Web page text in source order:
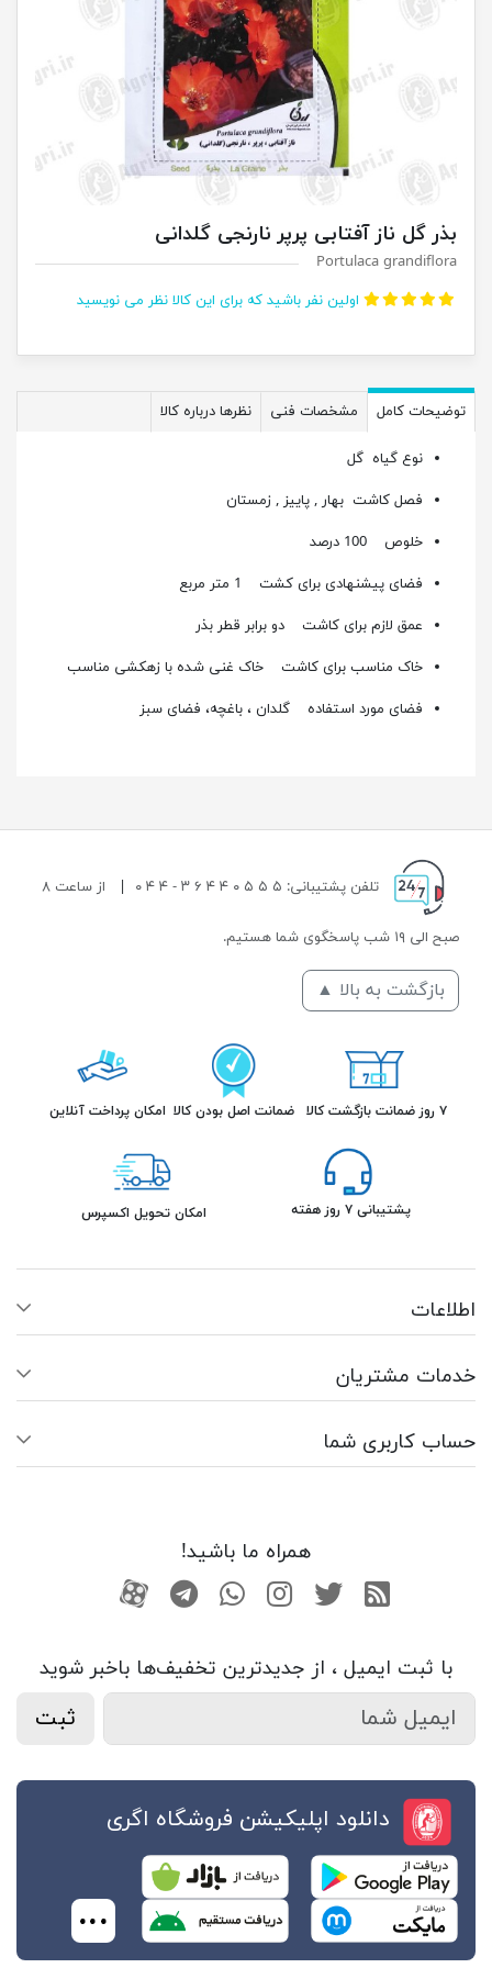
بذر گل ناز آفتابی پرپر نارنجی گلدانی
Portulaca grandiflora
اولین نفر باشید که برای این کالا نظر می نویسید
توضیحات کامل مشخصات فنی نظرها درباره کالا
نوع گیاه گل
فصل کاشت بهار , پاییز , زمستان
خلوص 100 درصد
فضای پیشنهادی برای کشت 1 متر مربع
عمق لازم برای کاشت دو برابر قطر بذر
خاک مناسب برای کاشت خاک غنی شده با زهکشی مناسب
فضای مورد استفاده گلدان ، باغچه، فضای سبز
تلفن پشتیبانی: ۵ ۵ ۵ ۰ ۴ ۴ ۶ ۳ - ۴ ۴ ۰ از ساعت ۸
صبح الی ۱۹ شب پاسخگوی شما هستیم.
بازگشت به بالا ▲
۷ روز ضمانت بازگشت کالا ضمانت اصل بودن کالا امکان پرداخت آنلاین
پشتیبانی ۷ روز هفته امکان تحویل اکسپرس
اطلاعات
خدمات مشتریان
حساب کاربری شما
همراه ما باشید!
RSS توییتراینستاگرام
واتساپتلگرامآپارات
با ثبت ایمیل ، از جدید‌ترین تخفیف‌ها با‌خبر شوید
ثبت
دانلود اپلیکیشن فروشگاه اگری